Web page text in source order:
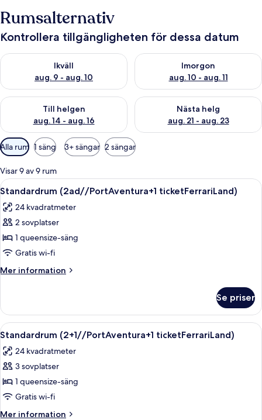
Rumsalternativ
Kontrollera tillgängligheten för dessa datum
Ikväll
aug. 9 - aug. 10
Kontrollera tillgängligheten för ikväll aug. 9 - aug. 10
Imorgon
aug. 10 - aug. 11
Kontrollera tillgängligheten
Till helgen
aug. 14 - aug. 16
Kontrollera tillgängligheten för den här helgen aug. 14 - aug.
Nästa helg
aug. 21 - aug. 23
Kontrollera tillgängligheten
Tillgängliga
filter
för
rum
Alla rum 1 säng 3+ sängar 2 sängar
Visar 9 av 9 rum
Öppna
alla
foton
för
Standardrum
(2ad//PortAventura+1
ticketFerrariLand)
Värdeförvaringsskåp på rummet,
8
Standardrum (2ad//PortAventura+1 ticketFerrariLand)
24 kvadratmeter
2 sovplatser
1 queensize-säng
Gratis wi-fi
Mer information
Mer
(2ad//PortAventura+1
ticketFerrariLand)
Se priser
Öppna
alla
foton
för
Standardrum
(2+1//PortAventura+1
ticketFerrariLand)
Värdeförvaringsskåp på rummet,
8
Standardrum (2+1//PortAventura+1 ticketFerrariLand)
24 kvadratmeter
3 sovplatser
1 queensize-säng
Gratis wi-fi
Mer information
Mer